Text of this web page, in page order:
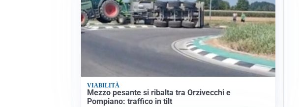
VIABILITÀ
Mezzo pesante si ribalta tra Orzivecchi e
Pompiano: traffico in tilt